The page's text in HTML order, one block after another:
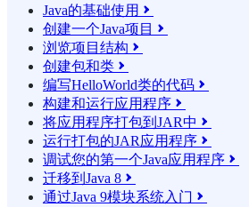
Java的基础使用 
创建一个Java项目 
浏览项目结构 
创建包和类 
编写HelloWorld类的代码 
构建和运行应用程序 
将应用程序打包到JAR中 
运行打包的JAR应用程序 
调试您的第一个Java应用程序 
迁移到Java 8 
通过Java 9模块系统入门 